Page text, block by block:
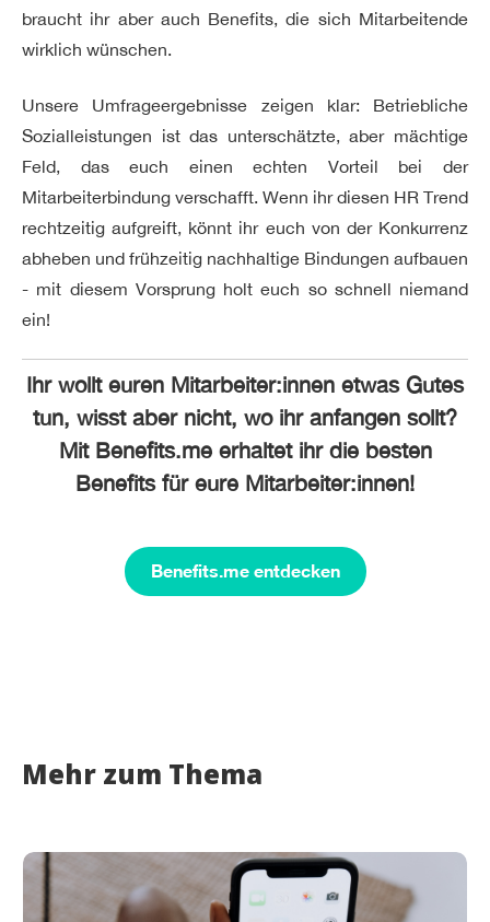
braucht ihr aber auch Benefits, die sich Mitarbeitende
wirklich wünschen.
Unsere Umfrageergebnisse zeigen klar: Betriebliche
Sozialleistungen ist das unterschätzte, aber mächtige
Feld, das euch einen echten Vorteil bei der
Mitarbeiterbindung verschafft. Wenn ihr diesen HR Trend
rechtzeitig aufgreift, könnt ihr euch von der Konkurrenz
abheben und frühzeitig nachhaltige Bindungen aufbauen
- mit diesem Vorsprung holt euch so schnell niemand
ein!
Ihr wollt euren Mitarbeiter:innen etwas Gutes
tun, wisst aber nicht, wo ihr anfangen sollt?
Mit Benefits.me erhaltet ihr die besten
Benefits für eure Mitarbeiter:innen!
Benefits.me entdecken
Mehr zum Thema